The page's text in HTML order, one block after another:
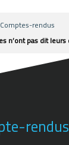
Comptes-rendus
n’ont pas dit
rendus